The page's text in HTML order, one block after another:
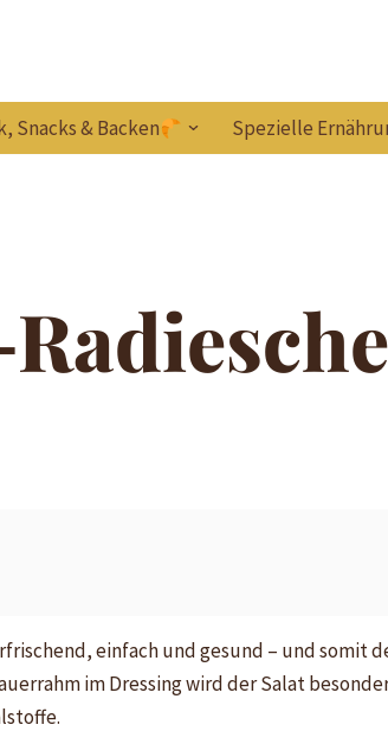
Snacks & Backen Spezielle
einfach und gesund – und somit
im Dressing wird der Salat